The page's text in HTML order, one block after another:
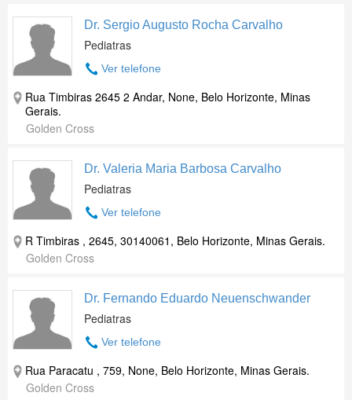
Dr. Sergio Augusto Rocha Carvalho
Pediatras
Ver telefone
Rua Timbiras 2645 2 Andar, None, Belo Horizonte, Minas
Gerais.
Golden Cross
Dr. Valeria Maria Barbosa Carvalho
Pediatras
Ver telefone
R Timbiras , 2645, 30140061, Belo Horizonte, Minas Gerais.
Golden Cross
Dr. Fernando Eduardo Neuenschwander
Pediatras
Ver telefone
Rua Paracatu , 759, None, Belo Horizonte, Minas Gerais.
Golden Cross